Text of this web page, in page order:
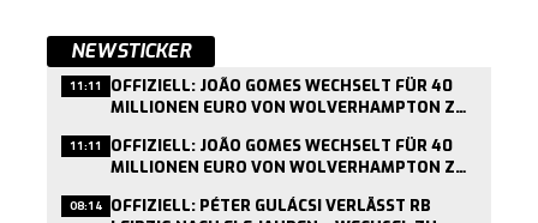
NEWSTICKER
11:11 OFFIZIELL: JOÃO GOMES WECHSELT FÜR 40
MILLIONEN EURO VON WOLVERHAMPTON ZU
11:11 OFFIZIELL: JOÃO GOMES WECHSELT FÜR 40
MILLIONEN EURO VON WOLVERHAMPTON ZU
08:14 OFFIZIELL: PÉTER GULÁCSI VERLÄSST RB